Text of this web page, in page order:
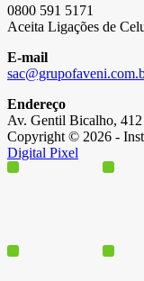
0800 591 5171
Aceita Ligações de
E-mail
Endereço
Av. Gentil Bicalho,
Copyright © 2026 -
Digital Pixel